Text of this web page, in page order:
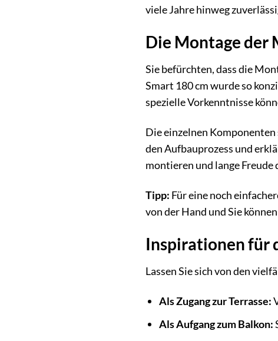
viele Jahre hinweg
Die Montage der
Sie befürchten, dass die
Smart 180 cm wurde so
spezielle Vorkenntnisse
Die einzelnen
den Aufbauprozess und
montieren und lange Freude
Tipp: Für eine noch
von der Hand und Sie
Inspirationen für
Lassen Sie sich von den
Als Zugang zur Terrasse:
Als Aufgang zum Balkon: